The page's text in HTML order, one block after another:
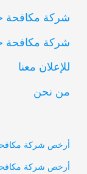
شركة مكافحة
شركة مكافحة
للإعلان معنا
من نحن
أرخص شركة
أرخص شركة